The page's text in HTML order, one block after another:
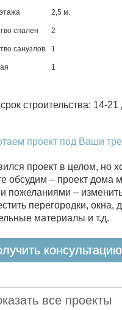
2,5 м.
спален 2
санузлов 1
1
срок строительства: 14-21
проект под Ваши
проект в целом, но
обсудим – проект дома
пожеланиями –
перегородки, окна,
материалы и т.д.
консультацию
все проекты